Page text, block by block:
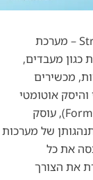
ד”ר ויזל יקבל את המענק לטובת פיתוח StrongMC – מערכת
כגון מעבדים,
מכשירים
אוטומטי
(Formal Verification and Automated Reasoning), עוסק
של מערכות
את כל
את הצורך